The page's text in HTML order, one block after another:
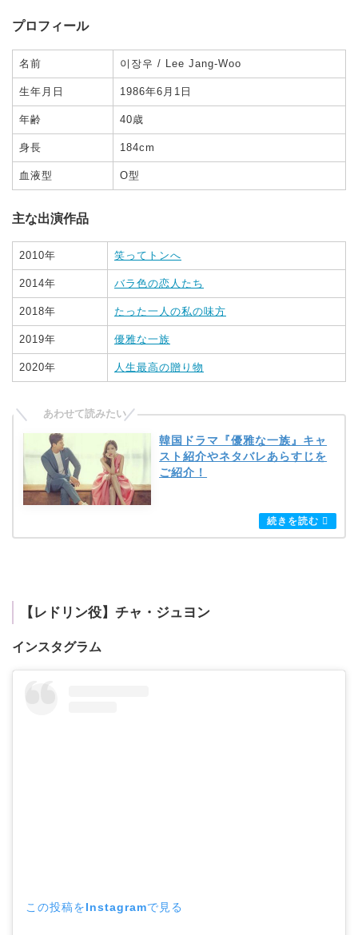
プロフィール
名前 이장우 / Lee Jang-Woo
生年月日 1986年6月1日
年齢 40歳
身長 184cm
血液型 O型
主な出演作品
2010年 笑ってトンへ
2014年 バラ色の恋人たち
2018年 たった一人の私の味方
2019年 優雅な一族
2020年 人生最高の贈り物
韓国ドラマ『優雅な一族』キャ
スト紹介やネタバレあらすじを
ご紹介！
【レドリン役】チャ・ジュヨン
インスタグラム
この投稿をInstagramで見る